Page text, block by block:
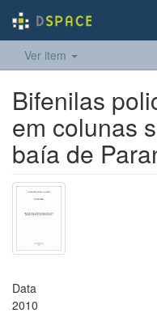
Ver item
Bifenilas
em colunas
baía de
Data
2010